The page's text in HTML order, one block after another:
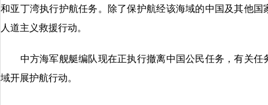
和亚丁湾执行护航任务。除了保护航经该海域的中国及其他
人道主义救援行动。
中方海军舰艇编队现在正执行撤离中国公民任务，有关任
域开展护航行动。